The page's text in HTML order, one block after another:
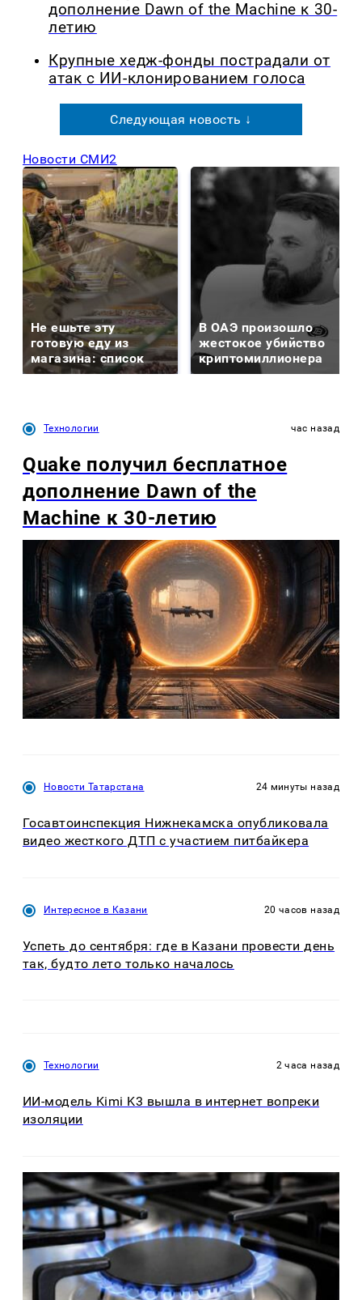
дополнение Dawn of the Machine к 30-
летию
Крупные хедж-фонды пострадали от
атак с ИИ-клонированием голоса
Следующая новость ↓
Новости СМИ2
Не ешьте эту
готовую еду из
магазина: список
В ОАЭ произошло
жестокое убийство
криптомиллионера
Технологии час назад
Quake получил бесплатное
дополнение Dawn of the
Machine к 30-летию
Новости Татарстана 24 минуты назад
Госавтоинспекция Нижнекамска опубликовала
видео жесткого ДТП с участием питбайкера
Интересное в Казани 20 часов назад
Успеть до сентября: где в Казани провести день
так, будто лето только началось
Технологии 2 часа назад
ИИ-модель Kimi K3 вышла в интернет вопреки
изоляции